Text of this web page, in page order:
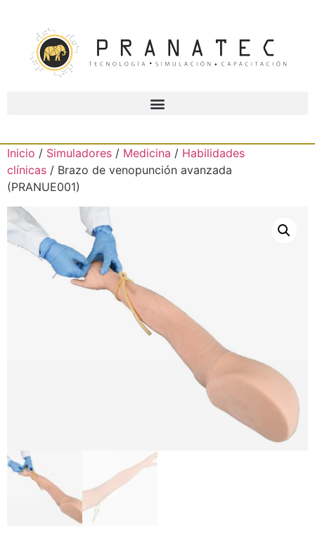
Inicio / Simuladores / Medicina / Habilidades
clínicas / Brazo de venopunción avanzada
(PRANUE001)